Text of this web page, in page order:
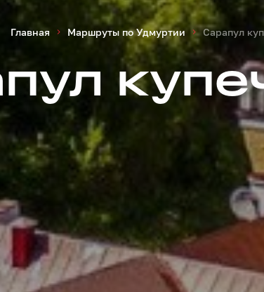
Главная Маршруты по Удмуртии Сарапул